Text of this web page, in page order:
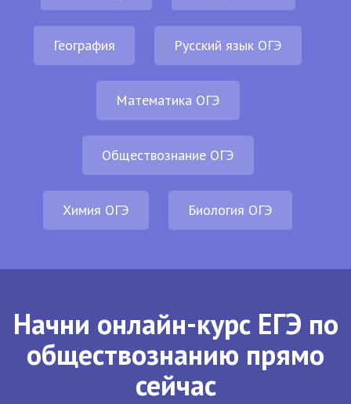
География Русский язык ОГЭ
Математика ОГЭ
Обществознание ОГЭ
Химия ОГЭ Биология ОГЭ
Начни онлайн-курс ЕГЭ по
обществознанию прямо
сейчас